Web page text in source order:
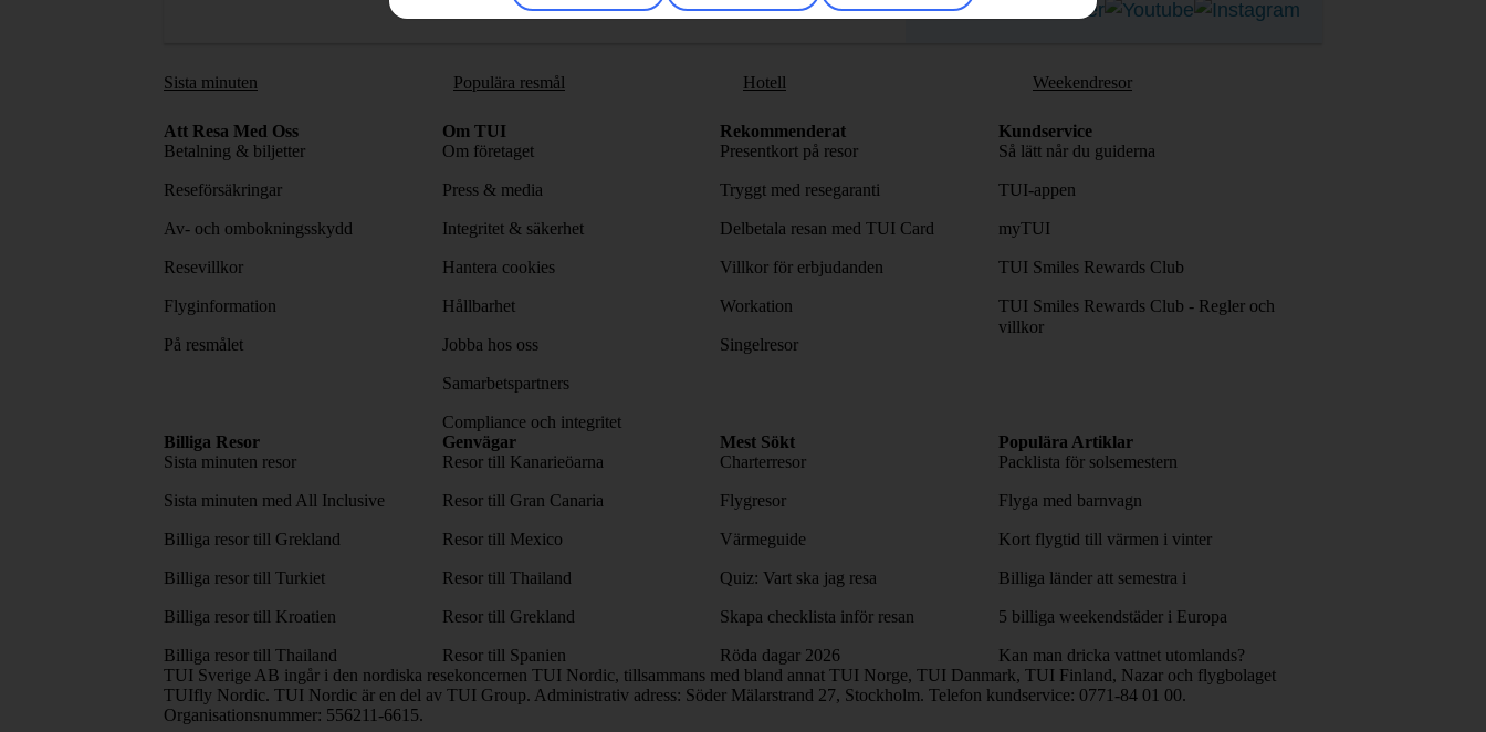
Sista minuten Populära resmål Hotell Weekendresor
Att Resa Med Oss
Betalning & biljetter
Reseförsäkringar
Av- och ombokningsskydd
Resevillkor
Flyginformation
På resmålet
Om TUI
Om företaget
Press & media
Integritet & säkerhet
Hantera cookies
Hållbarhet
Jobba hos oss
Samarbetspartners
Compliance och integritet
Rekommenderat
Presentkort på resor
Tryggt med resegaranti
Delbetala resan med TUI Card
Villkor för erbjudanden
Workation
Singelresor
Kundservice
Så lätt når du guiderna
TUI-appen
myTUI
TUI Smiles Rewards Club
TUI Smiles Rewards Club - Regler och
villkor
Billiga Resor
Sista minuten resor
Sista minuten med All Inclusive
Billiga resor till Grekland
Billiga resor till Turkiet
Billiga resor till Kroatien
Billiga resor till Thailand
Genvägar
Resor till Kanarieöarna
Resor till Gran Canaria
Resor till Mexico
Resor till Thailand
Resor till Grekland
Resor till Spanien
Mest Sökt
Charterresor
Flygresor
Värmeguide
Quiz: Vart ska jag resa
Skapa checklista inför resan
Röda dagar 2026
Populära Artiklar
Packlista för solsemestern
Flyga med barnvagn
Kort flygtid till värmen i vinter
Billiga länder att semestra i
5 billiga weekendstäder i Europa
Kan man dricka vattnet utomlands?
TUI Sverige AB ingår i den nordiska resekoncernen TUI Nordic, tillsammans med bland annat TUI Norge, TUI Danmark, TUI Finland, Nazar och flygbolaget
TUIfly Nordic. TUI Nordic är en del av TUI Group. Administrativ adress: Söder Mälarstrand 27, Stockholm. Telefon kundservice: 0771-84 01 00.
Organisationsnummer: 556211-6615.